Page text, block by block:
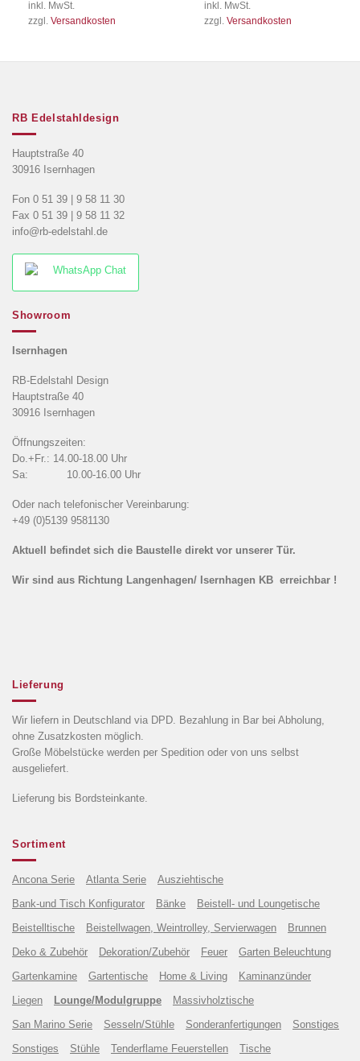
inkl. MwSt.
zzgl. Versandkosten
399,00 €
inkl. MwSt.
zzgl. Versandkosten
RB Edelstahldesign
Hauptstraße 40
30916 Isernhagen
Fon 0 51 39 | 9 58 11 30
Fax 0 51 39 | 9 58 11 32
info@rb-edelstahl.de
WhatsApp Chat
Showroom
Isernhagen
RB-Edelstahl Design
Hauptstraße 40
30916 Isernhagen
Öffnungszeiten:
Do.+Fr.: 14.00-18.00 Uhr
Sa: 10.00-16.00 Uhr
Oder nach telefonischer Vereinbarung:
+49 (0)5139 9581130
Aktuell befindet sich die Baustelle direkt vor unserer Tür.
Wir sind aus Richtung Langenhagen/ Isernhagen KB erreichbar !
Lieferung
Wir liefern in Deutschland via DPD. Bezahlung in Bar bei Abholung,
ohne Zusatzkosten möglich.
Große Möbelstücke werden per Spedition oder von uns selbst
ausgeliefert.
Lieferung bis Bordsteinkante.
Sortiment
Ancona Serie Atlanta Serie
Ausziehtische
Bank-und Tisch Konfigurator
Bänke
Beistell- und Loungetische
Beistelltische
Beistellwagen, Weintrolley, Servierwagen
Brunnen
Deko & Zubehör
Dekoration/Zubehör Feuer
Garten Beleuchtung
Gartenkamine
Gartentische Home & Living
Kaminanzünder
Liegen
Lounge/Modulgruppe
Massivholztische
San Marino Serie
Sesseln/Stühle Sonderanfertigungen
Sonstiges
Sonstiges
Stühle Tenderflame Feuerstellen Tische